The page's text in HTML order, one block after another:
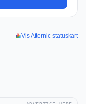
Vis Afternic-statuskart